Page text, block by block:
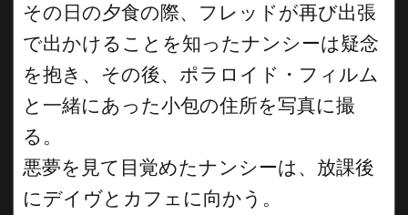
その日の夕食の際、フレッドが再び出張
で出かけることを知ったナンシーは疑念
を抱き、その後、ポラロイド・フィルム
と一緒にあった小包の住所を写真に撮
る。
悪夢を見て目覚めたナンシーは、放課後
にデイヴとカフェに向かう。